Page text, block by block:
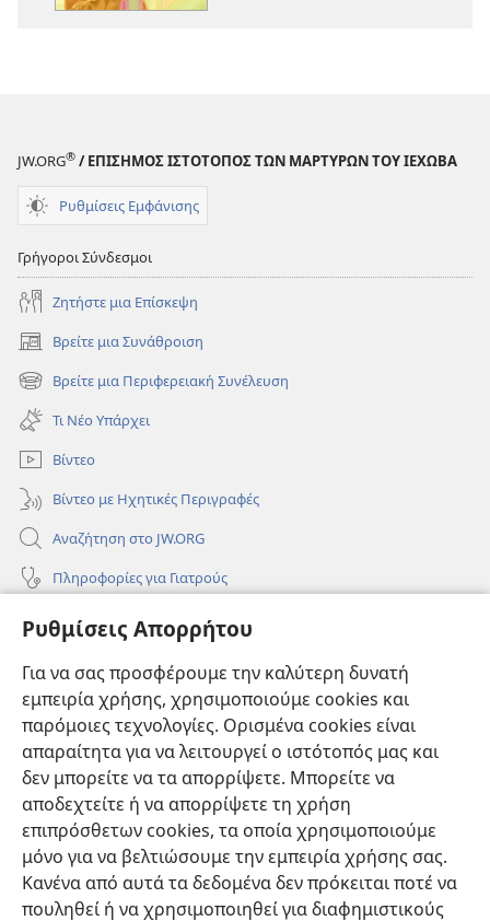
Ρυθμίσεις Απορρήτου
Για να σας προσφέρουμε την καλύτερη δυνατή
εμπειρία χρήσης, χρησιμοποιούμε cookies και
παρόμοιες τεχνολογίες. Ορισμένα cookies είναι
απαραίτητα για να λειτουργεί ο ιστότοπός μας και
δεν μπορείτε να τα απορρίψετε. Μπορείτε να
αποδεχτείτε ή να απορρίψετε τη χρήση
επιπρόσθετων cookies, τα οποία χρησιμοποιούμε
μόνο για να βελτιώσουμε την εμπειρία χρήσης σας.
Κανένα από αυτά τα δεδομένα δεν πρόκειται ποτέ να
πουληθεί ή να χρησιμοποιηθεί για διαφημιστικούς
JW.ORG® / ΕΠΙΣΗΜΟΣ ΙΣΤΟΤΟΠΟΣ ΤΩΝ ΜΑΡΤΥΡΩΝ ΤΟΥ ΙΕΧΩΒΑ
Ρυθμίσεις Εμφάνισης
Γρήγοροι Σύνδεσμοι
Ζητήστε μια Επίσκεψη
Βρείτε μια Συνάθροιση
(ανοίγει
νέο
παράθυρο)
Βρείτε μια Περιφερειακή Συνέλευση
(ανοίγει
νέο
παράθυρο)
Τι Νέο Υπάρχει
Βίντεο
Βίντεο με Ηχητικές Περιγραφές
Αναζήτηση στο JW.ORG
Πληροφορίες για Γιατρούς
Πληροφορίες για Επίσημους Φορείς και ΜΜΕ
Συνεισφορές
(ανοίγει
παράθυρο)ΔΙΑΔΙΚΤΥΑΚΗ ΒΙΒΛΙΟΘΗΚΗ της Σκοπιάς™
(ανοίγει
νέο
παράθυρο)
JW Hub ®
(ανοίγει
νέο
παράθυρο)JW Library®